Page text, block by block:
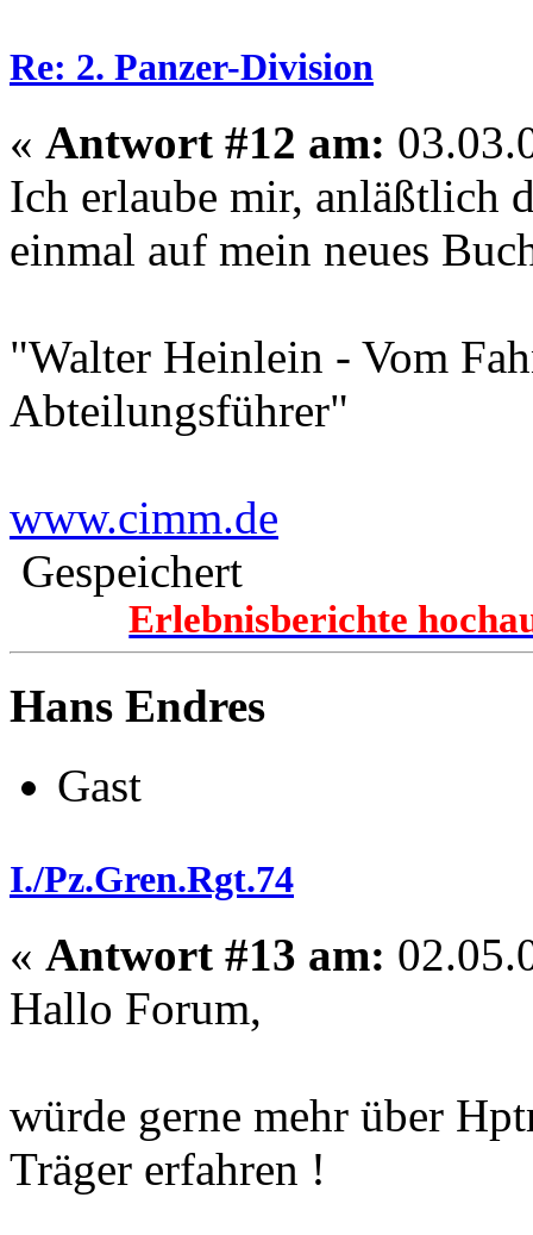
Re: 2. Panzer-Division
« Antwort #12 am:
Ich erlaube mir, anläßtlich
einmal auf mein neues
"Walter Heinlein - Vom
Abteilungsführer"
www.cimm.de
Gespeichert
Erlebnisberichte
Hans Endres
Gast
I./Pz.Gren.Rgt.74
« Antwort #13 am:
Hallo Forum,
würde gerne mehr über
Träger erfahren !